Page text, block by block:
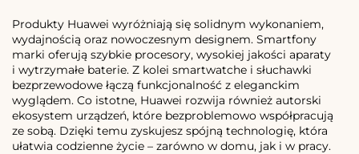
Produkty Huawei wyróżniają się solidnym wykonaniem,
wydajnością oraz nowoczesnym designem. Smartfony
marki oferują szybkie procesory, wysokiej jakości aparaty
i wytrzymałe baterie. Z kolei smartwatche i słuchawki
bezprzewodowe łączą funkcjonalność z eleganckim
wyglądem. Co istotne, Huawei rozwija również autorski
ekosystem urządzeń, które bezproblemowo współpracują
ze sobą. Dzięki temu zyskujesz spójną technologię, która
ułatwia codzienne życie – zarówno w domu, jak i w pracy.